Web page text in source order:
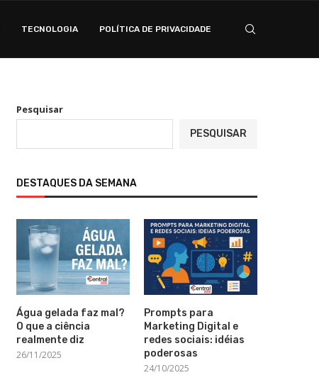
TECNOLOGIA POLÍTICA DE PRIVACIDADE
Pesquisar
PESQUISAR
DESTAQUES DA SEMANA
Água gelada faz mal?
O que a ciência
realmente diz
26/11/2025
Prompts para
Marketing Digital e
redes sociais: idéias
poderosas
24/10/2025